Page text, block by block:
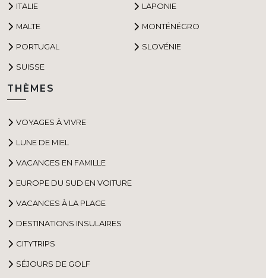
ITALIE LAPONIE
MALTE MONTÉNÉGRO
PORTUGAL SLOVÉNIE
SUISSE
THÈMES
VOYAGES À VIVRE
LUNE DE MIEL
VACANCES EN FAMILLE
EUROPE DU SUD EN VOITURE
VACANCES À LA PLAGE
DESTINATIONS INSULAIRES
CITYTRIPS
SÉJOURS DE GOLF